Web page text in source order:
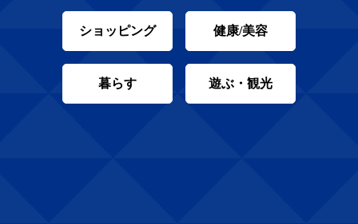
ショッピング 健康/美容
暮らす 遊ぶ・観光